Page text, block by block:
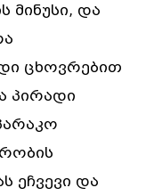
მინუსი, და
ცხოვრებით
პირადი
ეჩვევი და